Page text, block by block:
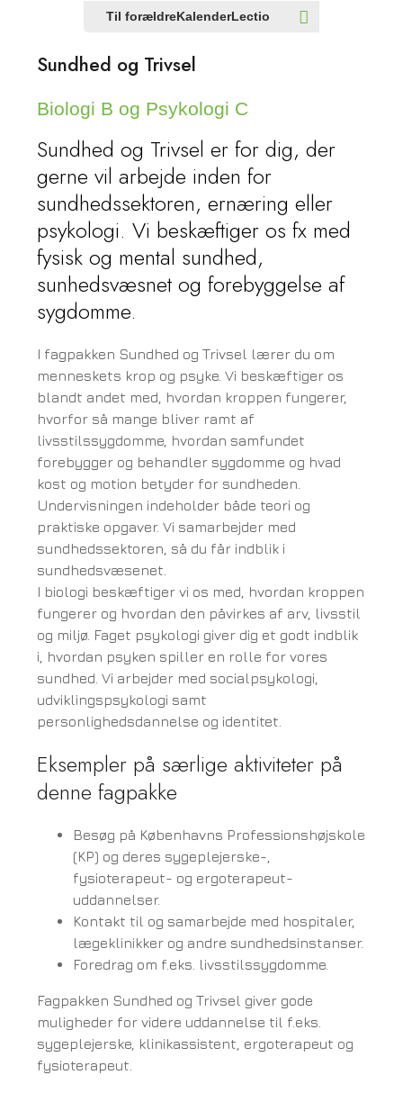
Til forældreKalenderLectio
Sundhed og Trivsel
Biologi B og Psykologi C
Sundhed og Trivsel er for dig, der
gerne vil arbejde inden for
sundhedssektoren, ernæring eller
psykologi. Vi beskæftiger os fx med
fysisk og mental sundhed,
sunhedsvæsnet og forebyggelse af
sygdomme.
I fagpakken Sundhed og Trivsel lærer du om
menneskets krop og psyke. Vi beskæftiger os
blandt andet med, hvordan kroppen fungerer,
hvorfor så mange bliver ramt af
livsstilssygdomme, hvordan samfundet
forebygger og behandler sygdomme og hvad
kost og motion betyder for sundheden.
Undervisningen indeholder både teori og
praktiske opgaver. Vi samarbejder med
sundhedssektoren, så du får indblik i
sundhedsvæsenet.
I biologi beskæftiger vi os med, hvordan kroppen
fungerer og hvordan den påvirkes af arv, livsstil
og miljø. Faget psykologi giver dig et godt indblik
i, hvordan psyken spiller en rolle for vores
sundhed. Vi arbejder med socialpsykologi,
udviklingspsykologi samt
personlighedsdannelse og identitet.
Eksempler på særlige aktiviteter på
denne fagpakke
Besøg på Københavns Professionshøjskole
(KP) og deres sygeplejerske-,
fysioterapeut- og ergoterapeut-
uddannelser.
Kontakt til og samarbejde med hospitaler,
lægeklinikker og andre sundhedsinstanser.
Foredrag om f.eks. livsstilssygdomme.
Fagpakken Sundhed og Trivsel giver gode
muligheder for videre uddannelse til f.eks.
sygeplejerske, klinikassistent, ergoterapeut og
fysioterapeut.